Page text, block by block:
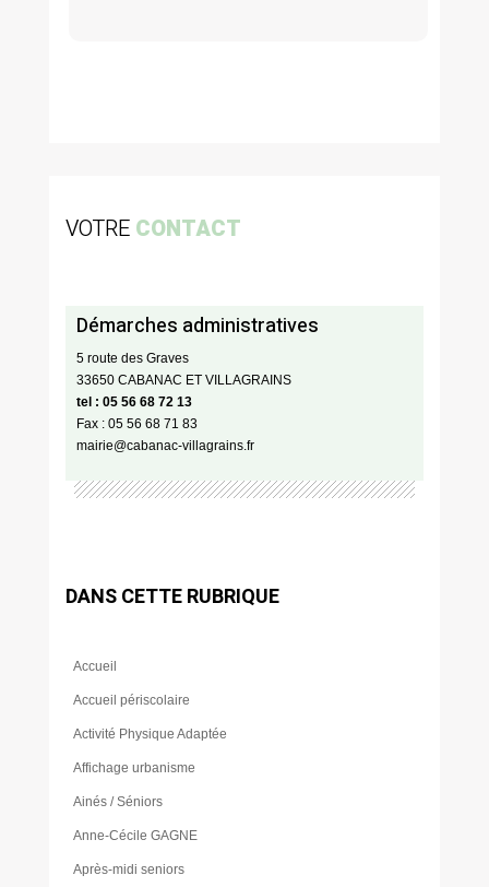
VOTRE CONTACT
Démarches administratives
5 route des Graves
33650 CABANAC ET VILLAGRAINS
tel : 05 56 68 72 13
Fax : 05 56 68 71 83
mairie@cabanac-villagrains.fr
DANS CETTE RUBRIQUE
Accueil
Accueil périscolaire
Activité Physique Adaptée
Affichage urbanisme
Ainés / Séniors
Anne-Cécile GAGNE
Après-midi seniors